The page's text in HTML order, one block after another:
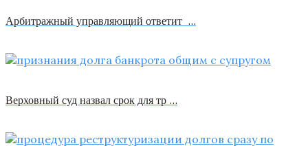
Арбитражный управляющий ответит …
Верховный суд назвал срок для тр …